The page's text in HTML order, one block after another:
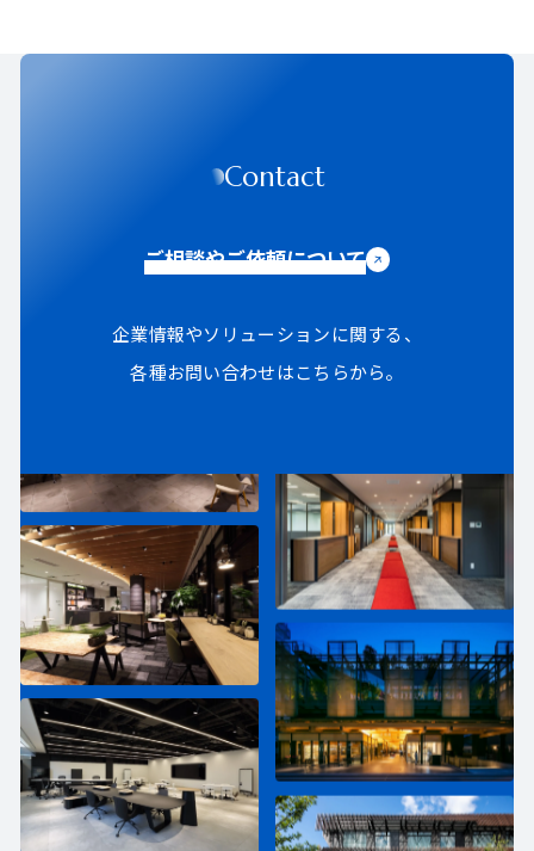
Contact
ご相談やご依頼について
企業情報やソリューションに関する、
各種お問い合わせはこちらから。